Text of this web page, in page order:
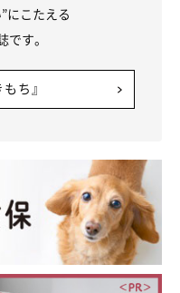
にこたえる
す。
ち』